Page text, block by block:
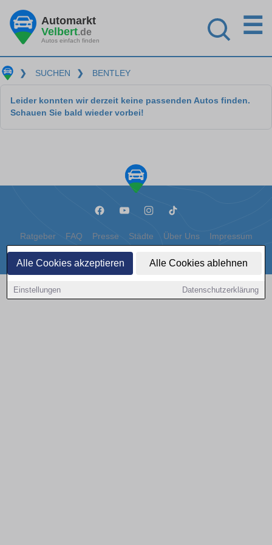
Alle Cookies akzeptieren Alle Cookies ablehnen
Einstellungen Datenschutzerklärung
Automarkt
Velbert.de
Autos einfach finden
☰
❯ SUCHEN ❯ BENTLEY
Leider konnten wir derzeit keine passenden Autos finden.
Schauen Sie bald wieder vorbei!
Ratgeber FAQ Presse Städte Über Uns Impressum
Datenschutz Cookies
Copyright © 2000 - 2026 | 1A Infosysteme GmbH | Content by: 1a-sites-autos